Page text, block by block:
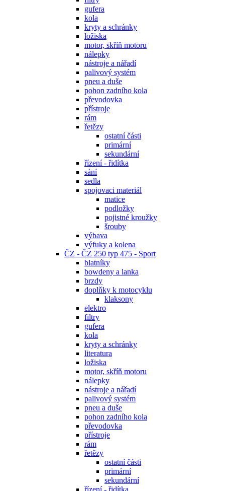
gufera
kola
kryty a schránky
ložiska
motor, skříň motoru
nálepky
nástroje a nářadí
palivový systém
pneu a duše
pohon zadního kola
převodovka
přístroje
rám
řetězy
ostatní části
primární
sekundární
řízení - řidítka
sání
sedla
spojovaci materiál
matice
podložky
pojistné kroužky
šrouby
výbava
výfuky a kolena
ČZ - ČZ 250 typ 475 - Sport
blatníky
bowdeny a lanka
brzdy
doplňky k motocyklu
klaksony
elektro
filtry
gufera
kola
kryty a schránky
literatura
ložiska
motor, skříň motoru
nálepky
nástroje a nářadí
palivový systém
pneu a duše
pohon zadního kola
převodovka
přístroje
rám
řetězy
ostatní části
primární
sekundární
řízení - řidítka